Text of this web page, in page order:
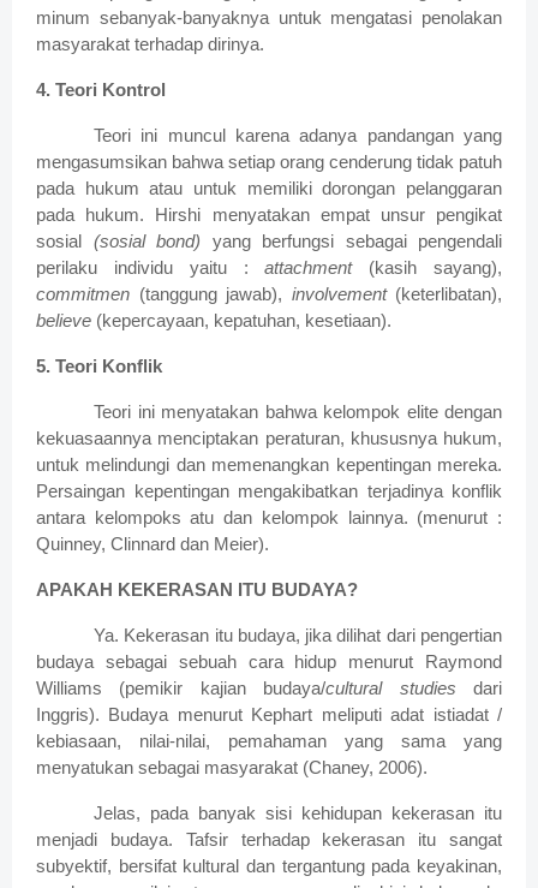
minum sebanyak-banyaknya untuk mengatasi penolakan
masyarakat terhadap dirinya.
4. Teori Kontrol
Teori ini muncul karena adanya pandangan yang
mengasumsikan bahwa setiap orang cenderung tidak patuh
pada hukum atau untuk memiliki dorongan pelanggaran
pada hukum. Hirshi menyatakan empat unsur pengikat
sosial (sosial bond) yang berfungsi sebagai pengendali
perilaku individu yaitu :attachment(kasih sayang),
commitmen (tanggung jawab), involvement(keterlibatan),
believe (kepercayaan, kepatuhan, kesetiaan).
5. Teori Konflik
Teori ini menyatakan bahwa kelompok elite dengan
kekuasaannya menciptakan peraturan, khususnya hukum,
untuk melindungi dan memenangkan kepentingan mereka.
Persaingan kepentingan mengakibatkan terjadinya konflik
antara kelompoks atu dan kelompok lainnya. (menurut :
Quinney, Clinnard dan Meier).
APAKAH KEKERASAN ITU BUDAYA?
Ya. Kekerasan itu budaya, jika dilihat dari pengertian
budaya sebagai sebuah cara hidup menurut Raymond
Williams (pemikir kajian budaya/cultural studies dari
Inggris). Budaya menurut Kephart meliputi adat istiadat /
kebiasaan, nilai-nilai, pemahaman yang sama yang
menyatukan sebagai masyarakat (Chaney, 2006).
Jelas, pada banyak sisi kehidupan kekerasan itu
menjadi budaya. Tafsir terhadap kekerasan itu sangat
subyektif, bersifat kultural dan tergantung pada keyakinan,